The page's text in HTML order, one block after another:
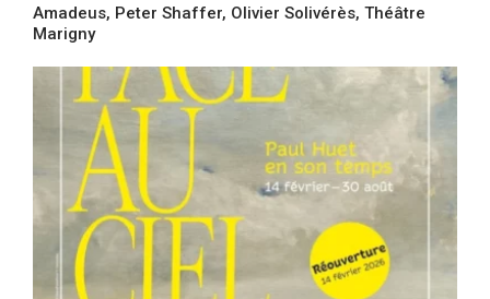
Amadeus, Peter Shaffer, Olivier Solivérès, Théâtre
Marigny